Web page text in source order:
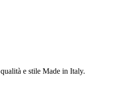
e stile Made in Italy.